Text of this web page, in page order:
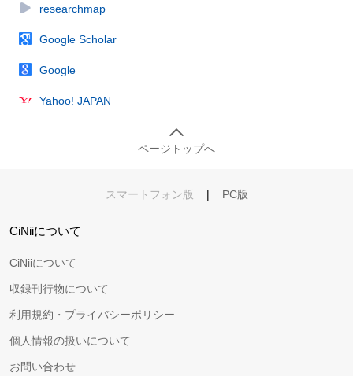
researchmap
Google Scholar
Google
Yahoo! JAPAN
ページトップへ
スマートフォン版 | PC版
CiNiiについて
CiNiiについて
収録刊行物について
利用規約・プライバシーポリシー
個人情報の扱いについて
お問い合わせ